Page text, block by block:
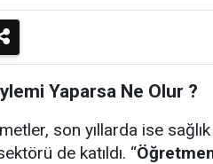
Yaparsa Ne Olur ?
son yıllarda ise
de katıldı. “